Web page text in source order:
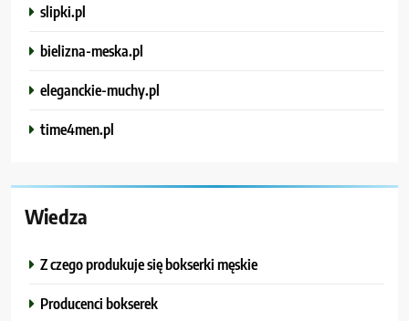
slipki.pl
bielizna-meska.pl
eleganckie-muchy.pl
time4men.pl
Wiedza
Z czego produkuje się bokserki męskie
Producenci bokserek